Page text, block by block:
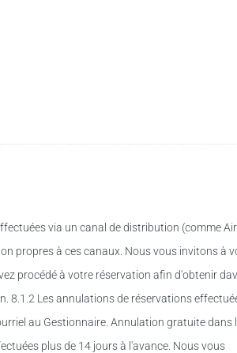
via un canal de distribution (comme
propres à ces canaux. Nous vous invitons à
procédé à votre réservation afin d'obtenir
Les annulations de réservations
au Gestionnaire. Annulation gratuite dans
plus de 14 jours à l'avance. Nous vous